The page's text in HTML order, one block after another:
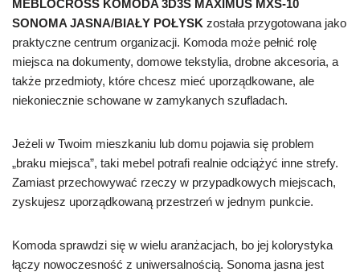
MEBLOCROSS KOMODA 3D3S MAXIMUS MXS-10
SONOMA JASNA/BIAŁY POŁYSK została przygotowana jako
praktyczne centrum organizacji. Komoda może pełnić rolę
miejsca na dokumenty, domowe tekstylia, drobne akcesoria, a
także przedmioty, które chcesz mieć uporządkowane, ale
niekoniecznie schowane w zamykanych szufladach.
Jeżeli w Twoim mieszkaniu lub domu pojawia się problem
„braku miejsca”, taki mebel potrafi realnie odciążyć inne strefy.
Zamiast przechowywać rzeczy w przypadkowych miejscach,
zyskujesz uporządkowaną przestrzeń w jednym punkcie.
Komoda sprawdzi się w wielu aranżacjach, bo jej kolorystyka
łączy nowoczesność z uniwersalnością. Sonoma jasna jest